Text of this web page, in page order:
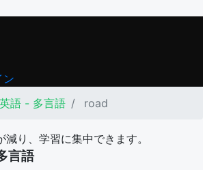
ン
英語 - 多言語 road
り、学習に集中できます。
言語